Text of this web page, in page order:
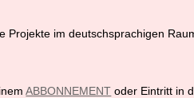
Projekte im deutschsprachigen
ABBONNEMENT oder Eintritt in